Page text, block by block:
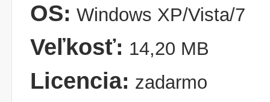
OS: Windows XP/Vista/7
Veľkosť: 14,20 MB
Licencia: zadarmo